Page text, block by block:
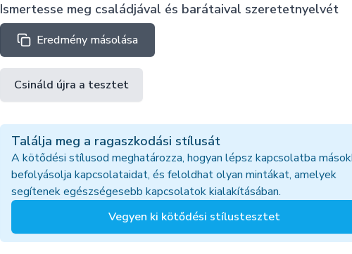
Ismertesse meg családjával és barátaival szeretetnyelvét
Eredmény másolása
Csináld újra a tesztet
Találja meg a ragaszkodási stílusát
A kötődési stílusod meghatározza, hogyan lépsz kapcsolatba
befolyásolja kapcsolataidat, és feloldhat olyan mintákat, amelyek
segítenek egészségesebb kapcsolatok kialakításában.
Vegyen ki kötődési stílustesztet